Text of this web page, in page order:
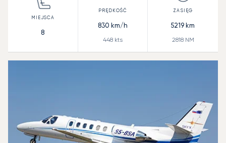
8
830 km/h
448kts
5219 km
2818NM